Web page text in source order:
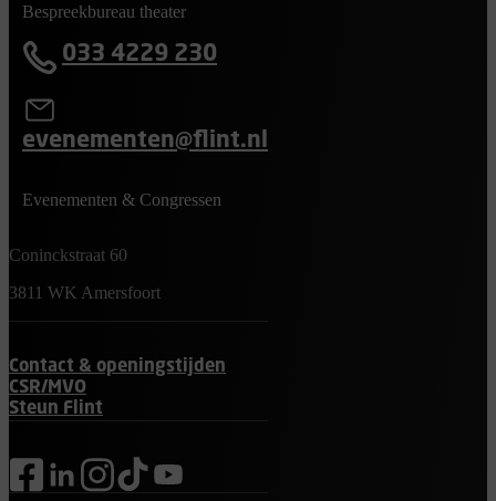
Bespreekbureau theater
033 4229 230
evenementen@flint.nl
Evenementen & Congressen
Coninckstraat 60
3811 WK Amersfoort
Contact & openingstijden
CSR/MVO
Steun Flint
facebooklinkedininstagram
tiktok youtube